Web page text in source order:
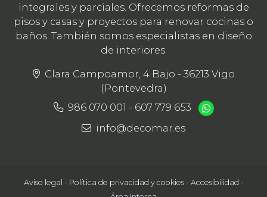
integrales y parciales. Ofrecemos reformas de
pisos y casas y proyectos para renovar cocinas o
baños. También somos especialistas en diseño
de interiores.
Clara Campoamor, 4 Bajo - 36213 Vigo
(Pontevedra)
986 070 001 - 607 779 653
info@decomar.es
Aviso legal - Política de privacidad y cookies- Accesibilidad -